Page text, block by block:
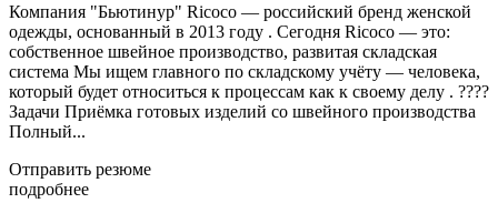
Компания "Бьютинур" Ricoco — российский бренд женской
одежды, основанный в 2013 году . Сегодня Ricoco — это:
собственное швейное производство, развитая складская
система Мы ищем главного по складскому учёту — человека,
который будет относиться к процессам как к своему делу . ????
Задачи Приёмка готовых изделий со швейного производства
Полный...
Отправить резюме
подробнее